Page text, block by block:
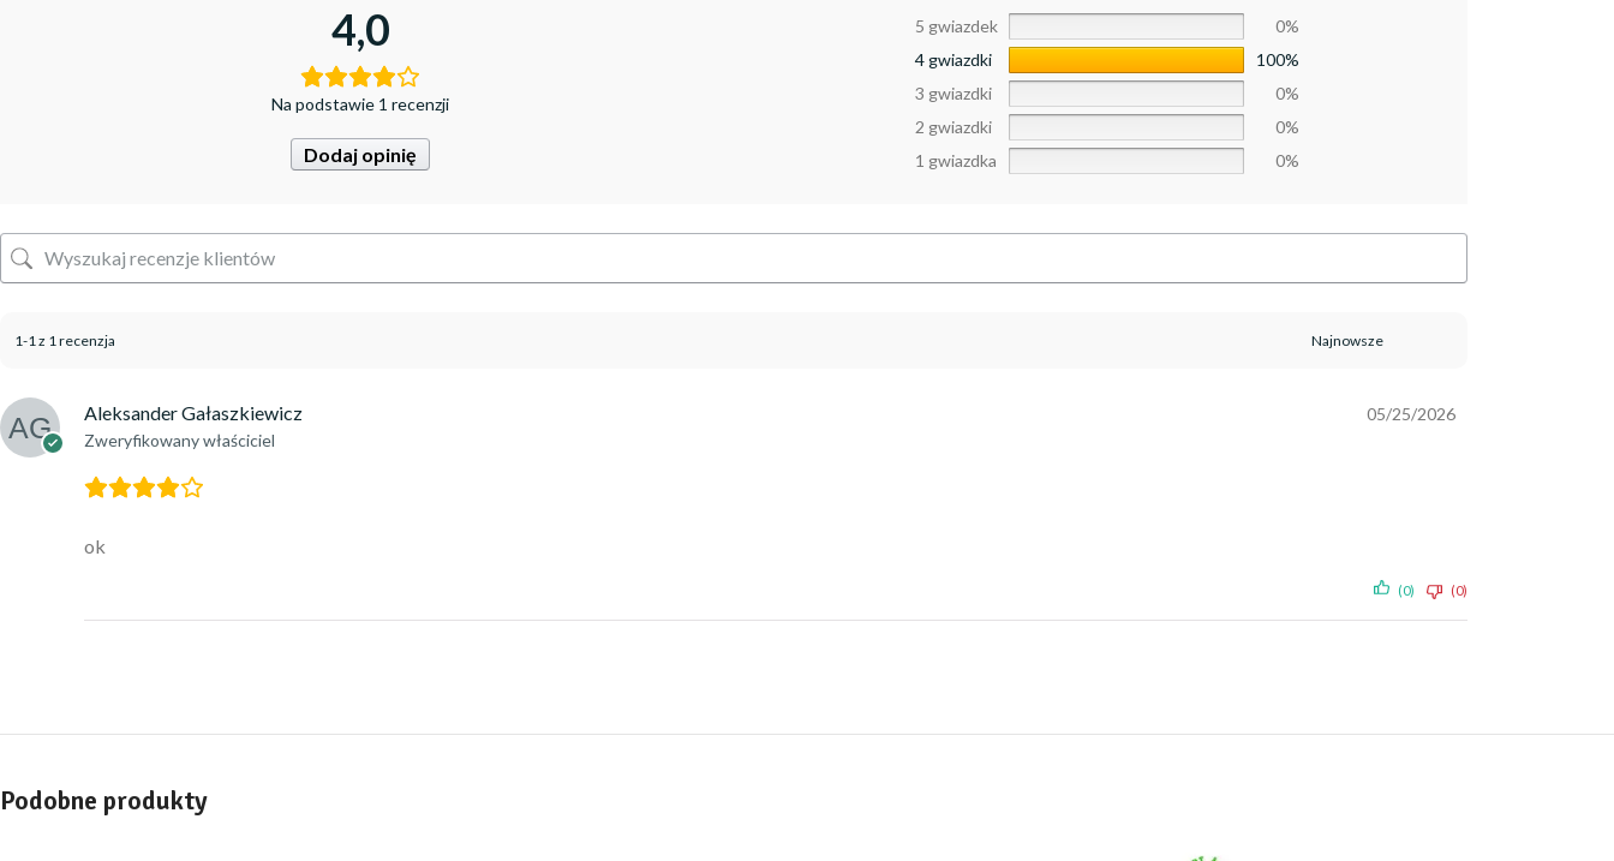
4,0
Na podstawie 1 recenzji
Dodaj opinię
5 gwiazdek
0%
4 gwiazdki
100%
3 gwiazdki
0%
2 gwiazdki
0%
1 gwiazdka
0%
1-1 z 1 recenzja
Aleksander Gałaszkiewicz
Zweryfikowany właściciel
05/25/2026
ok
(0) (0)
Podobne produkty